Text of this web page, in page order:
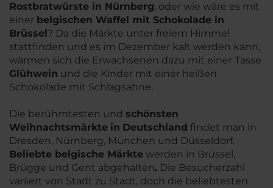
Rostbratwürste in Nürnberg, oder wie wäre es mit
einer belgischen Waffel mit Schokolade in
Brüssel ? Da die Märkte unter freiem Himmel
stattfinden und es im Dezember kalt werden kann,
wärmen sich die Erwachsenen dazu mit einer Tasse
Glühwein und die Kinder mit einer heißen
Schokolade mit Schlagsahne.
Die berühmtesten und schönsten
Weihnachtsmärkte in Deutschland findet man in
Dresden, Nürnberg, München und Düsseldorf.
Beliebte belgische Märkte werden in Brüssel,
Brügge und Gent abgehalten. Die Besucherzahl
variiert von Stadt zu Stadt, doch die beliebtesten